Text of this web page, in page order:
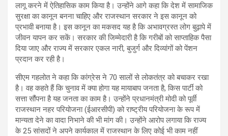
लागू करने में ऐतिहासिक काम किया है। उन्होंने आगे कहा कि देश में सामाजिक
सुरक्षा का कानून बनना चाहिए और राजस्थान सरकार ने इस कानून को
प्रभावी बनाया है। इस कानून का मकसद यह है कि अभावग्रस्त लोग बुढ़ापे में
जीवन यापन कर सकें। सरकार की जिम्मेदारी है कि गरीबों को साप्ताहिक पैसा
दिया जाए और राज्य में सरकार एकल नारी, बुजुर्ग और दिव्यांगों को पेंशन
प्रदान कर रही है।
सीएम गहलोत ने कहा कि कांग्रेस ने 70 सालों से लोकतंत्र को बचाकर रखा
है। वह कहते हैं कि चुनाव में क्या होगा यह मायाबाप जनता है, किस पार्टी को
सत्ता सौंपना है यह जनता का काम है। उन्होंने प्रधानमंत्री मोदी को पूर्वी
राजस्थान नहर परियोजना (ईआरसीपी) को राष्ट्रीय परियोजना के रूप में
मान्यता देने का वादा निभाने की भी मांग की। उन्होंने आरोप लगाया कि राज्य
के 25 सांसदों ने अपने कार्यकाल में राजस्थान के लिए कोई भी काम नहीं